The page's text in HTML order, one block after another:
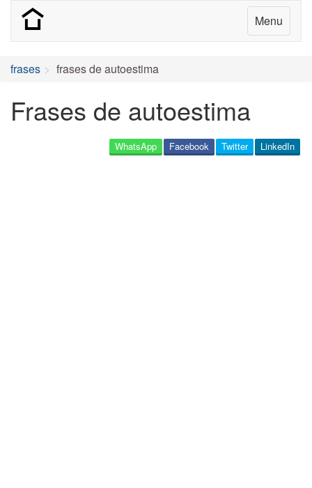
Menu
frases frases de autoestima
Frases de autoestima
LinkedIn
Twitter
Facebook
WhatsApp